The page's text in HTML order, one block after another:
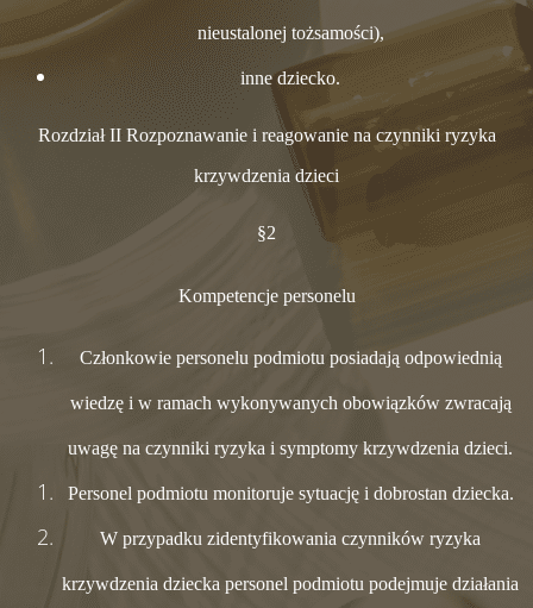
nieustalonej tożsamości),
inne dziecko.
Rozdział II Rozpoznawanie i reagowanie na czynniki ryzyka
krzywdzenia dzieci
§2
Kompetencje personelu
Członkowie personelu podmiotu posiadają odpowiednią
wiedzę i w ramach wykonywanych obowiązków zwracają
uwagę na czynniki ryzyka i symptomy krzywdzenia dzieci.
Personel podmiotu monitoruje sytuację i dobrostan dziecka.
W przypadku zidentyfikowania czynników ryzyka
krzywdzenia dziecka personel podmiotu podejmuje działania